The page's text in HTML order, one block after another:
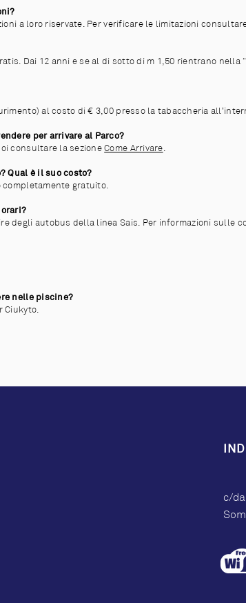
a loro riservate. Per verificare le limitazioni
Dai 12 anni e se al di sotto di m 1,50 rientrano
al costo di € 3,00 presso la tabaccheria
per arrivare al Parco?
consultare la sezioneCome Arrivare.
Qual è il suo costo?
completamente gratuito.
degli autobus della linea Sais. Per informazioni
nelle piscine?
Ciukyto.
c/